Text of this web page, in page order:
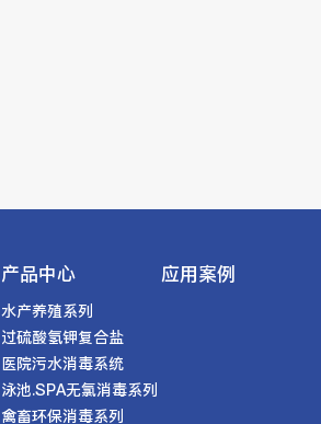
产品中心
水产养殖系列
过硫酸氢钾复合盐
医院污水消毒系统
泳池.SPA无氯消毒系列
禽畜环保消毒系列
应用案例